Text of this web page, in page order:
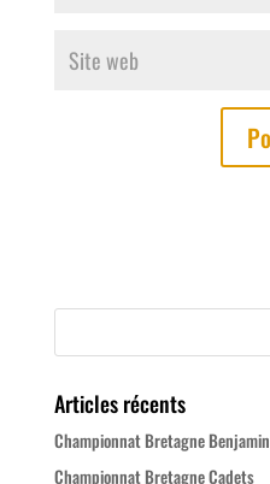
Articles récents
Championnat Bretagne Benjamin
Championnat Bretagne Cadets